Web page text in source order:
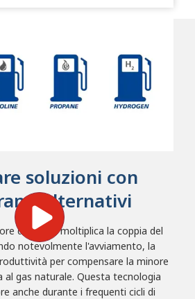
soluzioni con
alternativi
di coppia moltiplica la coppia del
notevolmente l'avviamento, la
per compensare la minore
al gas naturale. Questa tecnologia
anche durante i frequenti cicli di